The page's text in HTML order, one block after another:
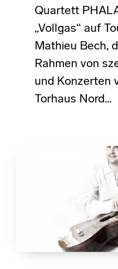
Quartett
„Vollgas“ auf
Mathieu Bech,
Rahmen von
und Konzerten
Torhaus Nord…